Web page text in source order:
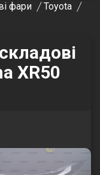
фари
Toyota
XR50